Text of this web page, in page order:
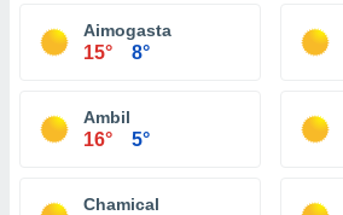
Aimogasta
15° 8°
Ambil
16° 5°
Chamical